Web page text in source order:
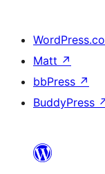
Matt ↗
bbPress ↗
BuddyPress